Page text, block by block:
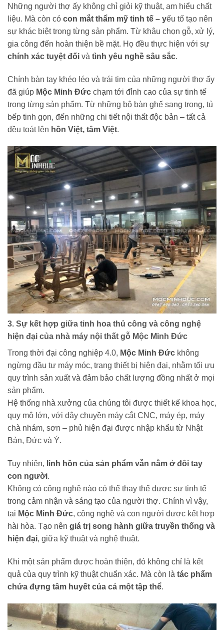
Những người thợ ấy không chỉ giỏi kỹ thuật, am hiểu chất
liệu. Mà còn có con mắt thẩm mỹ tinh tế – yếu tố tạo nên
sự khác biệt trong từng sản phẩm. Từ khâu chọn gỗ, xử lý,
gia công đến hoàn thiện bề mặt. Họ đều thực hiện với sự
chính xác tuyệt đối và tình yêu nghề sâu sắc.
Chính bàn tay khéo léo và trái tim của những người thợ ấy
đã giúp Mộc Minh Đức chạm tới đỉnh cao của sự tinh tế
trong từng sản phẩm. Từ những bộ bàn ghế sang trọng, tủ
bếp tinh gọn, đến những chi tiết nội thất độc bản – tất cả
đều toát lên hồn Việt, tâm Việt.
3. Sự kết hợp giữa tinh hoa thủ công và công nghệ
hiện đại của nhà máy nội thất gỗ Mộc Minh Đức
Trong thời đại công nghiệp 4.0, Mộc Minh Đức không
ngừng đầu tư máy móc, trang thiết bị hiện đại, nhằm tối ưu
quy trình sản xuất và đảm bảo chất lượng đồng nhất ở mọi
sản phẩm.
Hệ thống nhà xưởng của chúng tôi được thiết kế khoa học,
quy mô lớn, với dây chuyền máy cắt CNC, máy ép, máy
chà nhám, sơn – phủ hiện đại được nhập khẩu từ Nhật
Bản, Đức và Ý.
Tuy nhiên, linh hồn của sản phẩm vẫn nằm ở đôi tay
con người.
Không có công nghệ nào có thể thay thế được sự tinh tế
trong cảm nhận và sáng tạo của người thợ. Chính vì vậy,
tại Mộc Minh Đức, công nghệ và con người được kết hợp
hài hòa. Tạo nên giá trị song hành giữa truyền thống và
hiện đại, giữa kỹ thuật và nghệ thuật.
Khi một sản phẩm được hoàn thiện, đó không chỉ là kết
quả của quy trình kỹ thuật chuẩn xác. Mà còn là tác phẩm
chứa đựng tâm huyết của cả một tập thể.